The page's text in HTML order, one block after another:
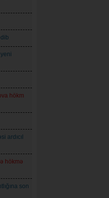
hökm
ardıcıl
hökmə
son